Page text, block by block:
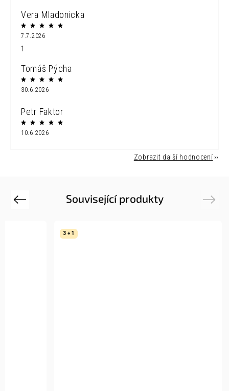
Vera Mladonicka
7.7.2026
1
Tomáš Pýcha
30.6.2026
Petr Faktor
10.6.2026
Zobrazit další hodnocení
Související produkty
Previous Next